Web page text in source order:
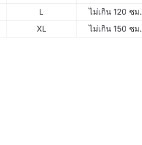
L ไม่เกิน 120 ซม.
XL ไม่เกิน 150 ซม.